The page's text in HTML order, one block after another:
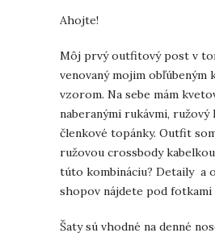
Ahojte!
Môj prvý outfitový post v
venovaný mojim obľúbeným
vzorom. Na sebe mám
naberanými rukávmi, ružový
členkové topánky. Outfit
ružovou crossbody
túto kombináciu? Detaily a
shopov nájdete pod fotkami
Šaty sú vhodné na denné